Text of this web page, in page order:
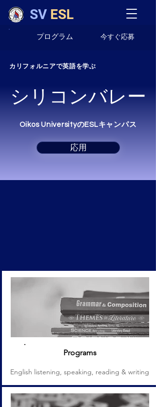
SV ESL
プログラム 今すぐ応募
カリフォルニアで英語を学ぶ
シリコンバレー
Oikos UniversityのESLキャンパス
応用
Programs
English listening, speaking, reading & writing